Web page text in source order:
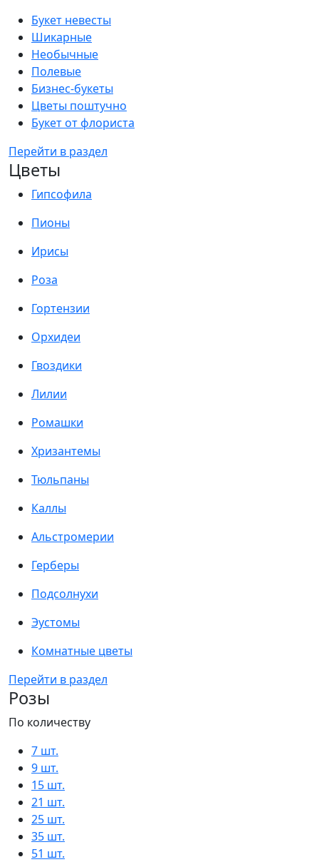
Букет невесты
Шикарные
Необычные
Полевые
Бизнес-букеты
Цветы поштучно
Букет от флориста
Перейти в раздел
Цветы
Гипсофила
Пионы
Ирисы
Роза
Гортензии
Орхидеи
Гвоздики
Лилии
Ромашки
Хризантемы
Тюльпаны
Каллы
Альстромерии
Герберы
Подсолнухи
Эустомы
Комнатные цветы
Перейти в раздел
Розы
По количеству
7 шт.
9 шт.
15 шт.
21 шт.
25 шт.
35 шт.
51 шт.